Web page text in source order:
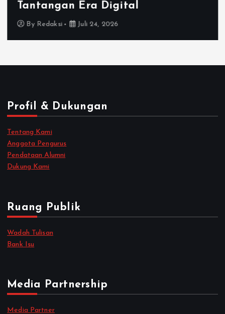
Tantangan Era Digital
By Redaksi Juli 24, 2026
Profil & Dukungan
Tentang Kami
Anggota Pengurus
Pendataan Alumni
Dukung Kami
Ruang Publik
Wadah Tulisan
Bank Isu
Media Partnership
Media Partner